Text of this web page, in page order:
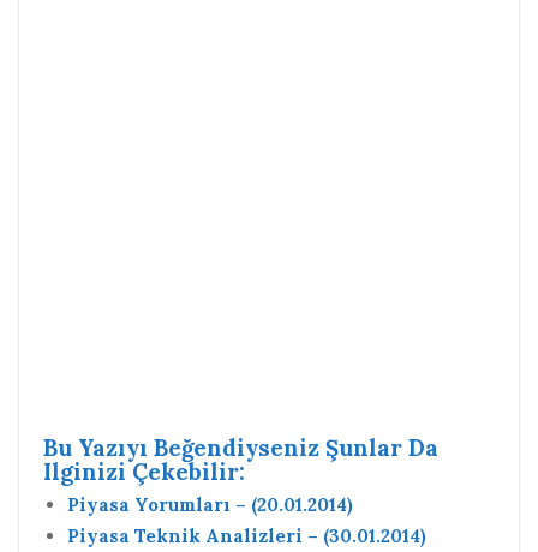
Bu Yazıyı Beğendiyseniz Şunlar Da
Ilginizi Çekebilir:
Piyasa Yorumları – (20.01.2014)
Piyasa Teknik Analizleri – (30.01.2014)